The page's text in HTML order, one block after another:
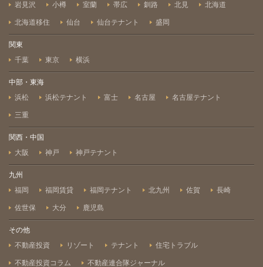
岩見沢 小樽 室蘭 帯広 釧路 北見 北海道
北海道移住 仙台 仙台テナント 盛岡
関東
千葉
東京 横浜
中部・東海
浜松
浜松テナント 富士 名古屋 名古屋テナント
三重
関西・中国
大阪
神戸 神戸テナント
九州
福岡
福岡賃貸 福岡テナント 北九州 佐賀 長崎
佐世保 大分 鹿児島
その他
不動産投資
リゾート テナント 住宅トラブル
不動産投資コラム 不動産連合隊ジャーナル